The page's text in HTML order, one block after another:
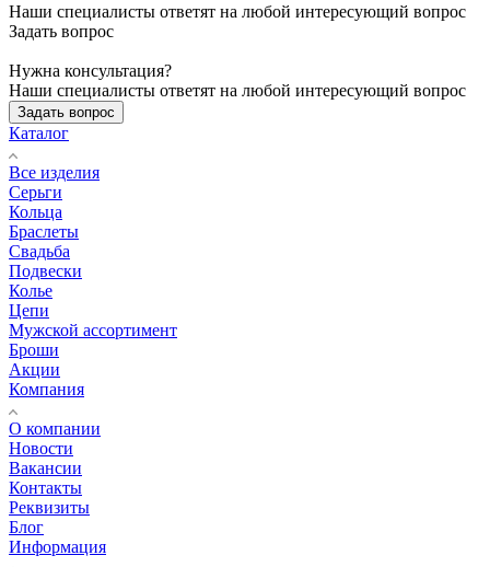
Наши специалисты ответят на любой интересующий вопрос
Задать вопрос
Нужна консультация?
Наши специалисты ответят на любой интересующий вопрос
Задать вопрос
Каталог
Все изделия
Серьги
Кольца
Браслеты
Свадьба
Подвески
Колье
Цепи
Мужской ассортимент
Броши
Акции
Компания
О компании
Новости
Вакансии
Контакты
Реквизиты
Блог
Информация